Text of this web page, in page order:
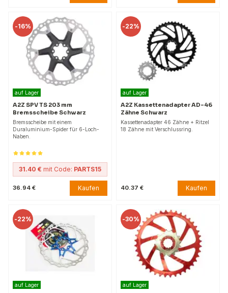
-16%
auf Lager
A2Z SPV TS 203 mm
Bremsscheibe Schwarz
Bremsscheibe mit einem
Duraluminium-Spider für 6-Loch-
Naben.
31.40 € mit Code: PARTS15
36.94 € Kaufen
-22%
auf Lager
A2Z Kassettenadapter AD-46
Zähne Schwarz
Kassettenadapter 46 Zähne + Ritzel
18 Zähne mit Verschlussring.
40.37 € Kaufen
-22%
auf Lager
-30%
auf Lager